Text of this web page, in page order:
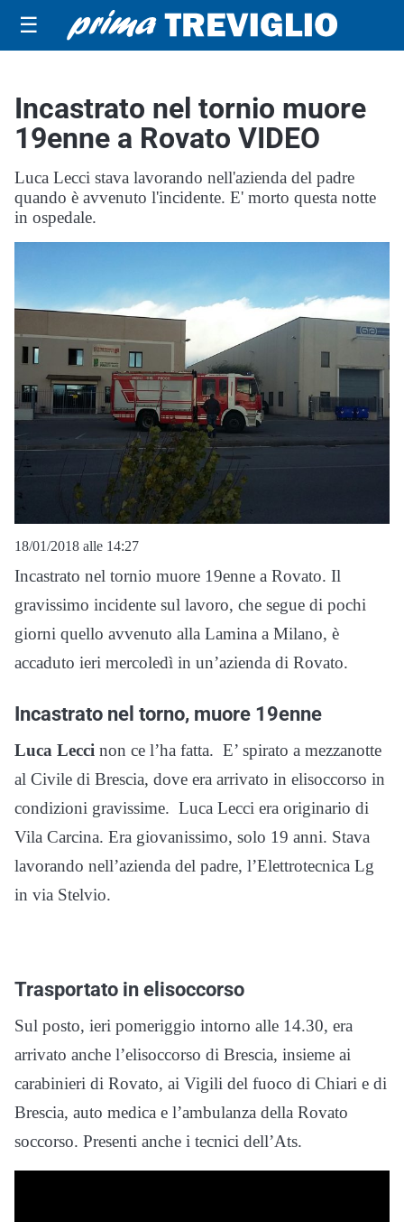
☰
Incastrato nel tornio muore
19enne a Rovato VIDEO
Luca Lecci stava lavorando nell'azienda del padre
quando è avvenuto l'incidente. E' morto questa notte
in ospedale.
18/01/2018 alle 14:27
Incastrato nel tornio muore 19enne a Rovato. Il
gravissimo incidente sul lavoro, che segue di pochi
giorni quello avvenuto alla Lamina a Milano, è
accaduto ieri mercoledì in un’azienda di Rovato.
Incastrato nel torno, muore 19enne
Luca Lecci non ce l’ha fatta. E’ spirato a mezzanotte
al Civile di Brescia, dove era arrivato in elisoccorso in
condizioni gravissime. Luca Lecci era originario di
Vila Carcina. Era giovanissimo, solo 19 anni. Stava
lavorando nell’azienda del padre, l’Elettrotecnica Lg
in via Stelvio.
Trasportato in elisoccorso
Sul posto, ieri pomeriggio intorno alle 14.30, era
arrivato anche l’elisoccorso di Brescia, insieme ai
carabinieri di Rovato, ai Vigili del fuoco di Chiari e di
Brescia, auto medica e l’ambulanza della Rovato
soccorso. Presenti anche i tecnici dell’Ats.